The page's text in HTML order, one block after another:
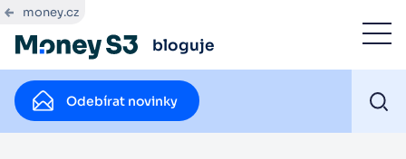
money.cz
bloguje
Odebírat novinky